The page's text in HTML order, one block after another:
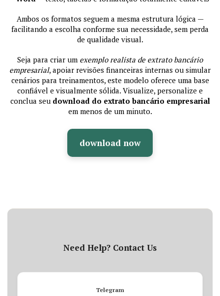
Ambos os formatos seguem a mesma estrutura lógica —
facilitando a escolha conforme sua necessidade, sem perda
de qualidade visual.
Seja para criar um exemplo realista de extrato bancário
empresarial, apoiar revisões financeiras internas ou simular
cenários para treinamentos, este modelo oferece uma base
confiável e visualmente sólida. Visualize, personalize e
conclua seu download do extrato bancário empresarial
em menos de um minuto.
download now
Need Help? Contact Us
Telegram